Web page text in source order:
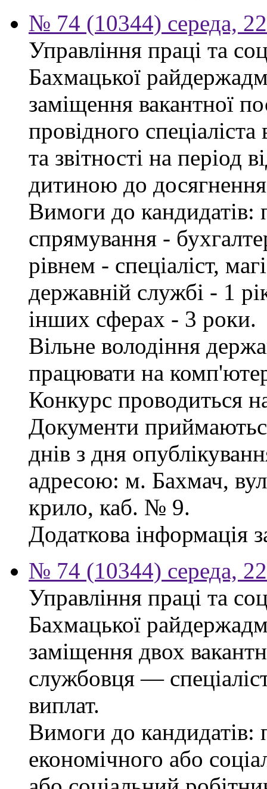
№ 74 (10344) середа,
Управління праці та
Бахмацької
заміщення вакантної
провідного спеціаліста
та звітності на період
дитиною до
Вимоги до кандидатів:
спрямування -
рівнем - спеціаліст,
державній службі - 1
інших сферах - 3 роки.
Вільне володіння
працювати на
Конкурс проводиться
Документи
днів з дня
адресою: м. Бахмач,
крило, каб. № 9.
Додаткова інформація
№ 74 (10344) середа,
Управління праці та
Бахмацької
заміщення двох
службовця —
виплат.
Вимоги до кандидатів:
економічного або